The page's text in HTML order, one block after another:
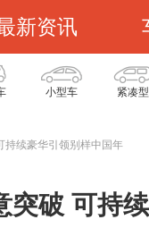
新资讯
小型车 紧凑型
持续豪华引领别样中国年
突破 可持